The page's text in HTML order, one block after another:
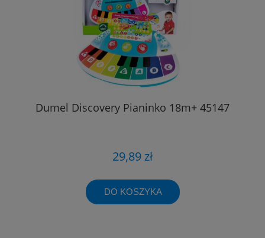
Dumel Discovery Pianinko 18m+ 45147
29,89 zł
DO KOSZYKA